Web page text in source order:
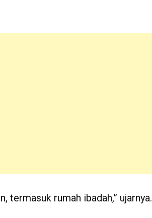
termasuk rumah ibadah,” ujarnya.